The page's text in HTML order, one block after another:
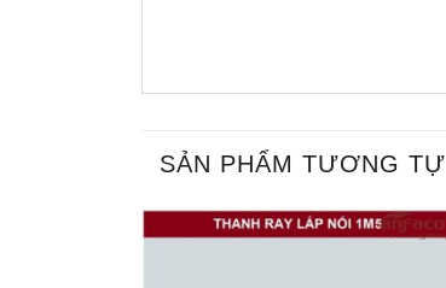
SẢN PHẨM TƯƠNG TỰ